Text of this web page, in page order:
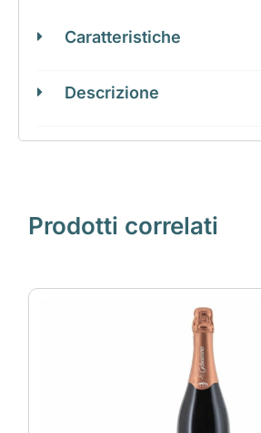
Caratteristiche
Descrizione
Prodotti correlati